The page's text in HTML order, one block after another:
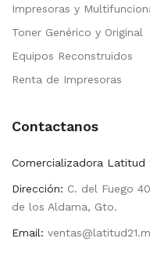
Impresoras y
Toner Genérico y Original
Equipos Reconstruidos
Renta de Impresoras
Contactanos
Comercializadora Latitud
Dirección: C. del Fuego
de los Aldama, Gto.
Email: